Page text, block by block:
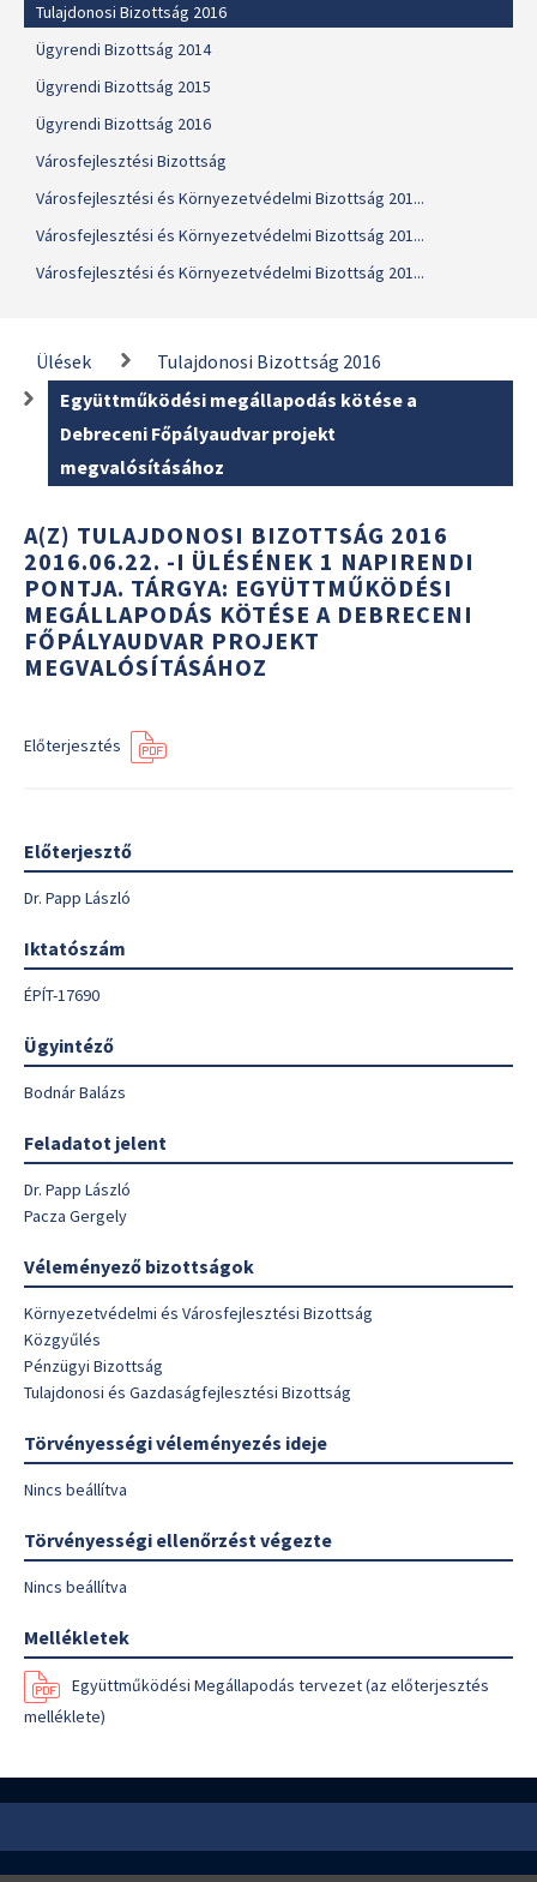
Tulajdonosi Bizottság 2016
Ügyrendi Bizottság 2014
Ügyrendi Bizottság 2015
Ügyrendi Bizottság 2016
Városfejlesztési Bizottság
Városfejlesztési és Környezetvédelmi Bizottság 201...
Városfejlesztési és Környezetvédelmi Bizottság 201...
Városfejlesztési és Környezetvédelmi Bizottság 201...
Ülések
Tulajdonosi Bizottság 2016
Együttműködési megállapodás kötése a
Debreceni Főpályaudvar projekt
megvalósításához
A(Z) TULAJDONOSI BIZOTTSÁG 2016
2016.06.22. -I ÜLÉSÉNEK 1 NAPIRENDI
PONTJA. TÁRGYA: EGYÜTTMŰKÖDÉSI
MEGÁLLAPODÁS KÖTÉSE A DEBRECENI
FŐPÁLYAUDVAR PROJEKT
MEGVALÓSÍTÁSÁHOZ
Előterjesztés
Előterjesztő
Dr. Papp László
Iktatószám
ÉPÍT-17690
Ügyintéző
Bodnár Balázs
Feladatot jelent
Dr. Papp László
Pacza Gergely
Véleményező bizottságok
Környezetvédelmi és Városfejlesztési Bizottság
Közgyűlés
Pénzügyi Bizottság
Tulajdonosi és Gazdaságfejlesztési Bizottság
Törvényességi véleményezés ideje
Nincs beállítva
Törvényességi ellenőrzést végezte
Nincs beállítva
Mellékletek
Együttműködési Megállapodás tervezet (az előterjesztés
melléklete)